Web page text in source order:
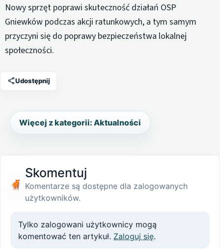
Nowy sprzęt poprawi skuteczność działań OSP
Gniewków podczas akcji ratunkowych, a tym samym
przyczyni się do poprawy bezpieczeństwa lokalnej
społeczności.
Udostępnij
Więcej z kategorii: Aktualności
Skomentuj
Komentarze są dostępne dla zalogowanych
użytkowników.
Tylko zalogowani użytkownicy mogą
komentować ten artykuł. Zaloguj się.